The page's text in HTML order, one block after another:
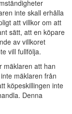
inte skall erhålla
att villkor om att
sätt, att en köpare
av villkoret
vill fullfölja.
mäklaren att han
mäklaren från
köpeskillingen inte
Denna